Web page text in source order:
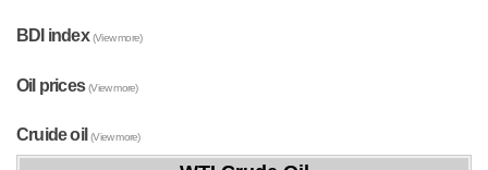
BDI index(View more)
Oil prices(View more)
Cruide oil(View more)